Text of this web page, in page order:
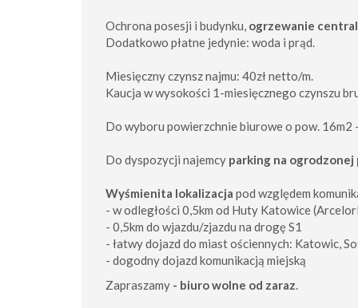
Ochrona posesji i budynku, ogrzewanie
Dodatkowo płatne jedynie: woda i prąd.
Miesięczny czynsz najmu: 40zł netto/m.
Kaucja w wysokości 1-miesięcznego czynszu
Do wyboru powierzchnie biurowe o pow. 16m2
Do dyspozycji najemcy parking na
Wyśmienita lokalizacja pod względem
- w odległości 0,5km od Huty Katowice
- 0,5km do wjazdu/zjazdu na drogę S1
- łatwy dojazd do miast ościennych: Katowic,
- dogodny dojazd komunikacją miejską
Zapraszamy - biuro wolne od zaraz.